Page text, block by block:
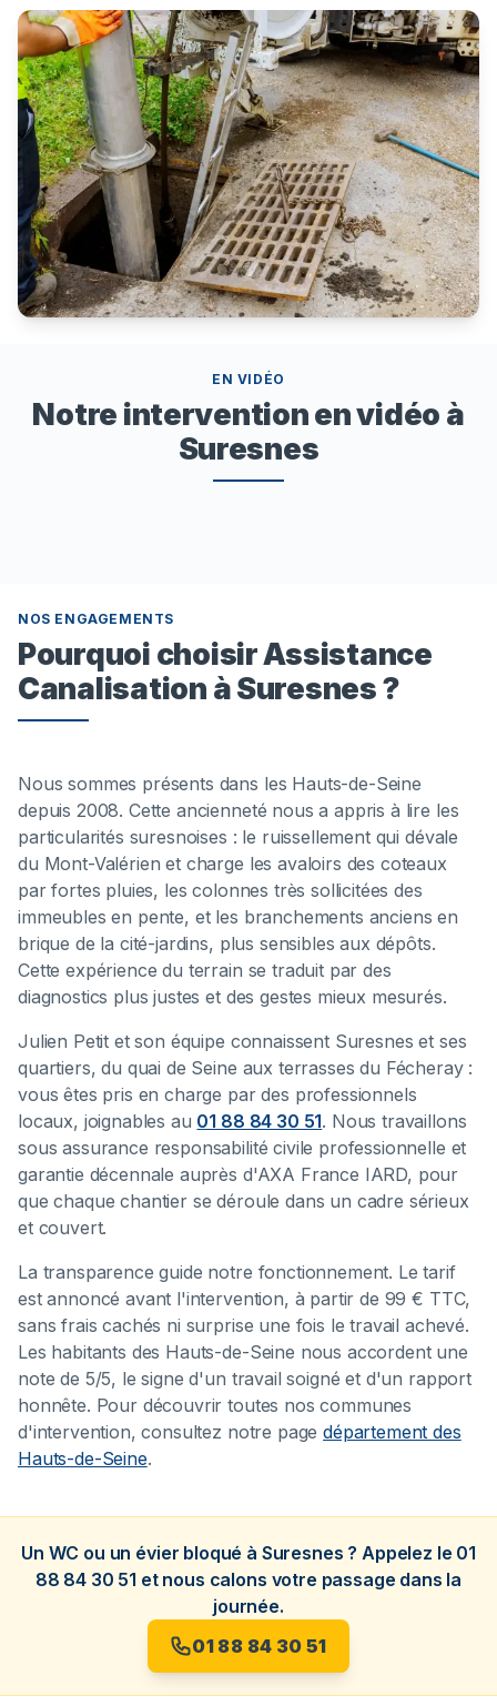
EN VIDÉO
Notre intervention en vidéo à
Suresnes
NOS ENGAGEMENTS
Pourquoi choisir Assistance
Canalisation à Suresnes ?
Nous sommes présents dans les Hauts-de-Seine
depuis 2008. Cette ancienneté nous a appris à lire les
particularités suresnoises : le ruissellement qui dévale
du Mont-Valérien et charge les avaloirs des coteaux
par fortes pluies, les colonnes très sollicitées des
immeubles en pente, et les branchements anciens en
brique de la cité-jardins, plus sensibles aux dépôts.
Cette expérience du terrain se traduit par des
diagnostics plus justes et des gestes mieux mesurés.
Julien Petit et son équipe connaissent Suresnes et ses
quartiers, du quai de Seine aux terrasses du Fécheray :
vous êtes pris en charge par des professionnels
locaux, joignables au 01 88 84 30 51. Nous travaillons
sous assurance responsabilité civile professionnelle et
garantie décennale auprès d'AXA France IARD, pour
que chaque chantier se déroule dans un cadre sérieux
et couvert.
La transparence guide notre fonctionnement. Le tarif
est annoncé avant l'intervention, à partir de 99 € TTC,
sans frais cachés ni surprise une fois le travail achevé.
Les habitants des Hauts-de-Seine nous accordent une
note de 5/5, le signe d'un travail soigné et d'un rapport
honnête. Pour découvrir toutes nos communes
d'intervention, consultez notre pagedépartement des
Hauts-de-Seine.
Un WC ou un évier bloqué à Suresnes ? Appelez le 01
88 84 30 51 et nous calons votre passage dans la
journée.
01 88 84 30 51